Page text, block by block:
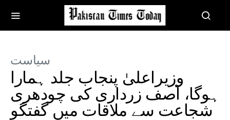
سیاست
وزیراعلیٰ پنجاب جلد ہمارا
ہوگا، آصف زرداری کی چودھری
شجاعت سے ملاقات میں گفتگو